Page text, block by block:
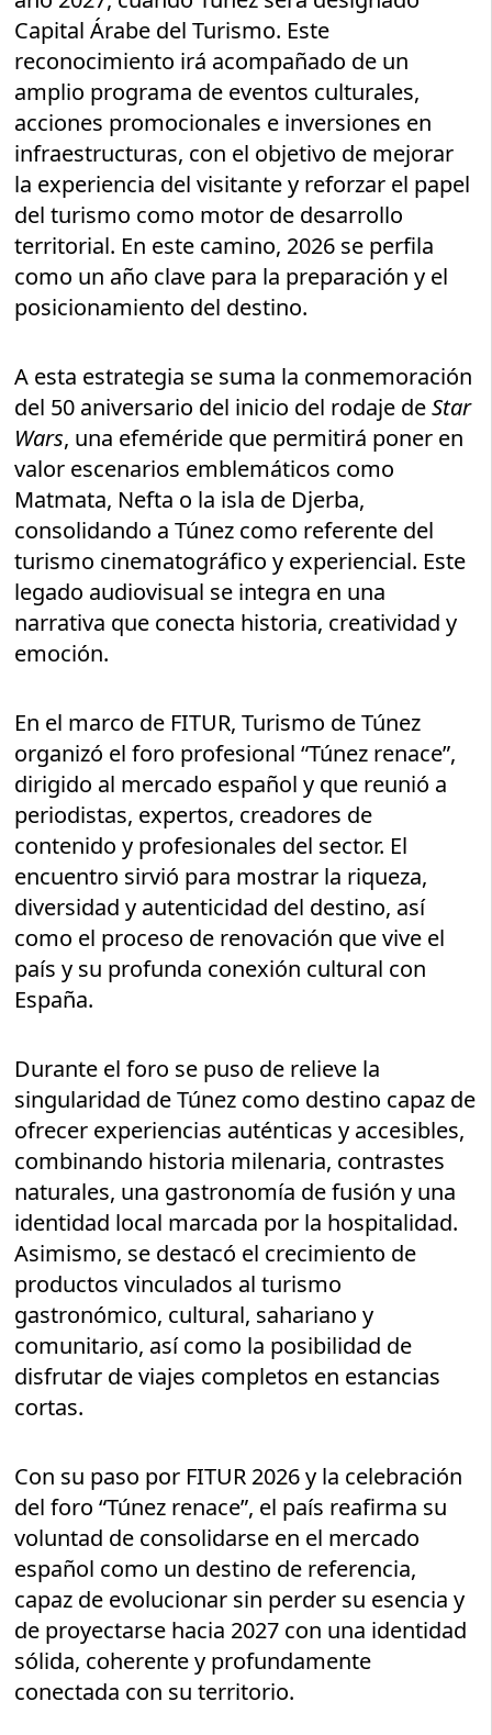
Capital Árabe del Turismo. Este
reconocimiento irá acompañado de un
amplio programa de eventos culturales,
acciones promocionales e inversiones en
infraestructuras, con el objetivo de mejorar
la experiencia del visitante y reforzar el papel
del turismo como motor de desarrollo
territorial. En este camino, 2026 se perfila
como un año clave para la preparación y el
posicionamiento del destino.
A esta estrategia se suma la conmemoración
del 50 aniversario del inicio del rodaje deStar
Wars, una efeméride que permitirá poner en
valor escenarios emblemáticos como
Matmata, Nefta o la isla de Djerba,
consolidando a Túnez como referente del
turismo cinematográfico y experiencial. Este
legado audiovisual se integra en una
narrativa que conecta historia, creatividad y
emoción.
En el marco de FITUR, Turismo de Túnez
organizó el foro profesional “Túnez renace”,
dirigido al mercado español y que reunió a
periodistas, expertos, creadores de
contenido y profesionales del sector. El
encuentro sirvió para mostrar la riqueza,
diversidad y autenticidad del destino, así
como el proceso de renovación que vive el
país y su profunda conexión cultural con
España.
Durante el foro se puso de relieve la
singularidad de Túnez como destino capaz de
ofrecer experiencias auténticas y accesibles,
combinando historia milenaria, contrastes
naturales, una gastronomía de fusión y una
identidad local marcada por la hospitalidad.
Asimismo, se destacó el crecimiento de
productos vinculados al turismo
gastronómico, cultural, sahariano y
comunitario, así como la posibilidad de
disfrutar de viajes completos en estancias
cortas.
Con su paso por FITUR 2026 y la celebración
del foro “Túnez renace”, el país reafirma su
voluntad de consolidarse en el mercado
español como un destino de referencia,
capaz de evolucionar sin perder su esencia y
de proyectarse hacia 2027 con una identidad
sólida, coherente y profundamente
conectada con su territorio.